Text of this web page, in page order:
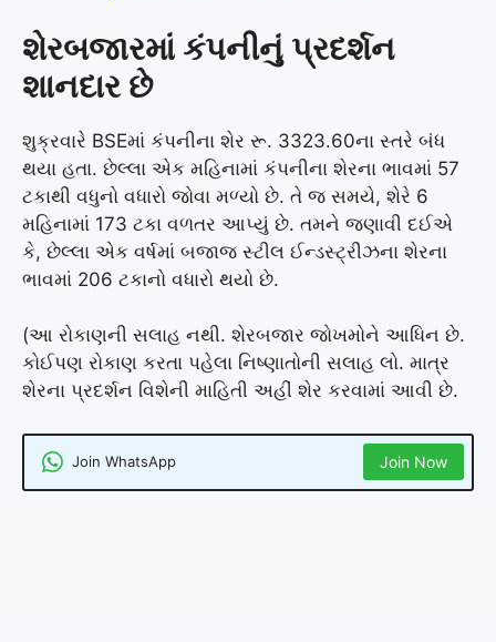
શેરબજારમાં કંપનીનું પ્રદર્શન
શાનદાર છે
શુક્રવારે BSEમાં કંપનીના શેર રૂ. 3323.60ના સ્તરે બંધ
થયા હતા. છેલ્લા એક મહિનામાં કંપનીના શેરના ભાવમાં 57
ટકાથી વધુનો વધારો જોવા મળ્યો છે. તે જ સમયે, શેરે 6
મહિનામાં 173 ટકા વળતર આપ્યું છે. તમને જણાવી દઈએ
કે, છેલ્લા એક વર્ષમાં બજાજ સ્ટીલ ઈન્ડસ્ટ્રીઝના શેરના
ભાવમાં 206 ટકાનો વધારો થયો છે.
(આ રોકાણની સલાહ નથી. શેરબજાર જોખમોને આધિન છે.
કોઈપણ રોકાણ કરતા પહેલા નિષ્ણાતોની સલાહ લો. માત્ર
શેરના પ્રદર્શન વિશેની માહિતી અહીં શેર કરવામાં આવી છે.
Join WhatsApp Join Now